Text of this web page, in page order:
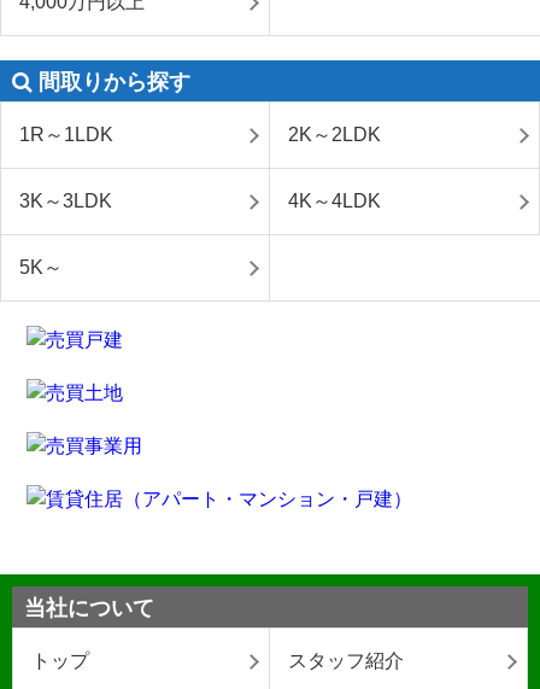
間取りから探す
1R～1LDK 2K～2LDK
3K～3LDK 4K～4LDK
5K～
当社について
トップ スタッフ紹介